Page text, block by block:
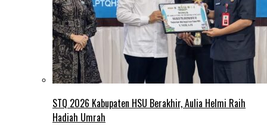
STQ 2026 Kabupaten HSU Berakhir, Aulia Helmi Raih
Hadiah Umrah